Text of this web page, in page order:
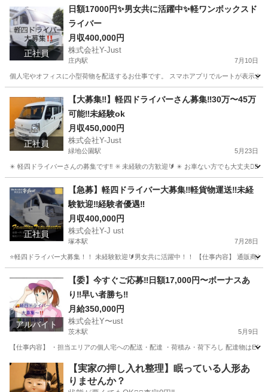
正社員
日額17000円✨男女共に活躍中✨軽ワンボックスド
ライバー
月収400,000円
株式会社Y-Just
庄内駅 7月10日
個人宅やオフィスに小型荷物を配送するお仕事です。 スマホアプリでルートが表示
庄内駅 物流 未経験
正社員
【大募集‼️】軽四ドライバーさん募集‼️30万〜45万
可能‼️未経験ok
月収450,000円
株式会社Y-Just
緑地公園駅 5月23日
✴️ 軽四ドライバーさんの募集です‼️ ✳️ 未経験の方歓迎🔰 ✴️ お車ない方でも大丈夫🙆‍♀️
緑地公園駅 物流 30万
正社員
【急募】軽四ドライバー大募集‼️軽貨物運送‼️未経
験歓迎‼️経験者優遇‼️
月収400,000円
株式会社Y-J ust
塚本駅 7月28日
⭐️軽四ドライバー大募集！！ 未経験歓迎🔰男女共に活躍中！！ 【仕事内容】 通販商
塚本駅 物流 カゴ
アルバイト
【委】今すぐご応募‼️日額17,000円〜ボーナスあ
り‼️早い者勝ち‼️
月給350,000円
株式会社Y〜ust
茨木駅 5月9日
【仕事内容】 ・担当エリアの個人宅への配送・配達 ・荷積み・荷下ろし 配達物は
大阪 茨木市 茨木駅 物流 タクシー運転手
【実家の押し入れ整理】眠っている人形あ
りませんか？